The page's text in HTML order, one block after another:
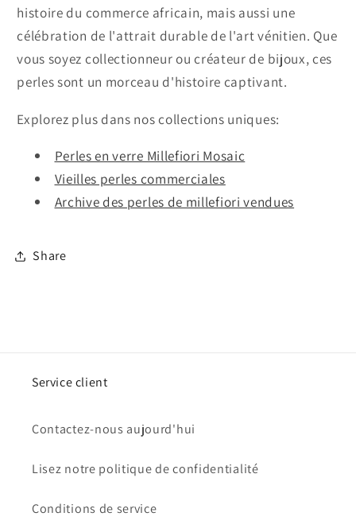
histoire du commerce africain, mais aussi une
célébration de l'attrait durable de l'art vénitien. Que
vous soyez collectionneur ou créateur de bijoux, ces
perles sont un morceau d'histoire captivant.
Explorez plus dans nos collections uniques:
Perles en verre Millefiori Mosaic
Vieilles perles commerciales
Archive des perles de millefiori vendues
Share
Service client
Contactez-nous aujourd'hui
Lisez notre politique de confidentialité
Conditions de service